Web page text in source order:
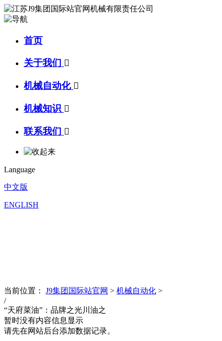
首页
关于我们 
机械自动化 
机械知识 
联系我们 
Language
中文版
ENGLISH
当前位置： J9集团国际站官网 > 机械自动化 >
/
“天府菜油”：品牌之光川油之
暂时没有内容信息显示
请先在网站后台添加数据记录。